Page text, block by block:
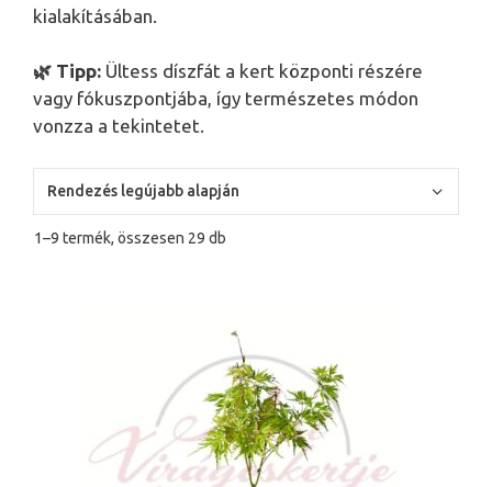
kialakításában.
🌿 Tipp: Ültess díszfát a kert központi részére
vagy fókuszpontjába, így természetes módon
vonzza a tekintetet.
1–9 termék, összesen 29 db